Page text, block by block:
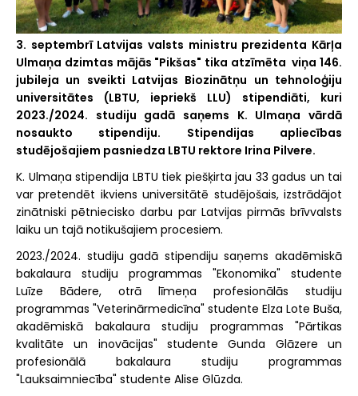
3. septembrī Latvijas valsts ministru prezidenta Kārļa
Ulmaņa dzimtas mājās "Pikšas" tika atzīmēta viņa 146.
jubileja un sveikti Latvijas Biozinātņu un tehnoloģiju
universitātes (LBTU, iepriekš LLU) stipendiāti, kuri
2023./2024. studiju gadā saņems K. Ulmaņa vārdā
nosaukto stipendiju. Stipendijas apliecības
studējošajiem pasniedza LBTU rektore Irina Pilvere.
K. Ulmaņa stipendija LBTU tiek piešķirta jau 33 gadus un tai
var pretendēt ikviens universitātē studējošais, izstrādājot
zinātniski pētniecisko darbu par Latvijas pirmās brīvvalsts
laiku un tajā notikušajiem procesiem.
2023./2024. studiju gadā stipendiju saņems akadēmiskā
bakalaura studiju programmas "Ekonomika" studente
Luīze Bādere, otrā līmeņa profesionālās studiju
programmas "Veterinārmedicīna" studente Elza Lote Buša,
akadēmiskā bakalaura studiju programmas "Pārtikas
kvalitāte un inovācijas" studente Gunda Glāzere un
profesionālā bakalaura studiju programmas
"Lauksaimniecība" studente Alise Glūzda.